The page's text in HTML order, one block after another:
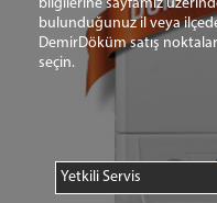
bilgilerine sayfamız
bulunduğunuz il veya
DemirDöküm satış
seçin.